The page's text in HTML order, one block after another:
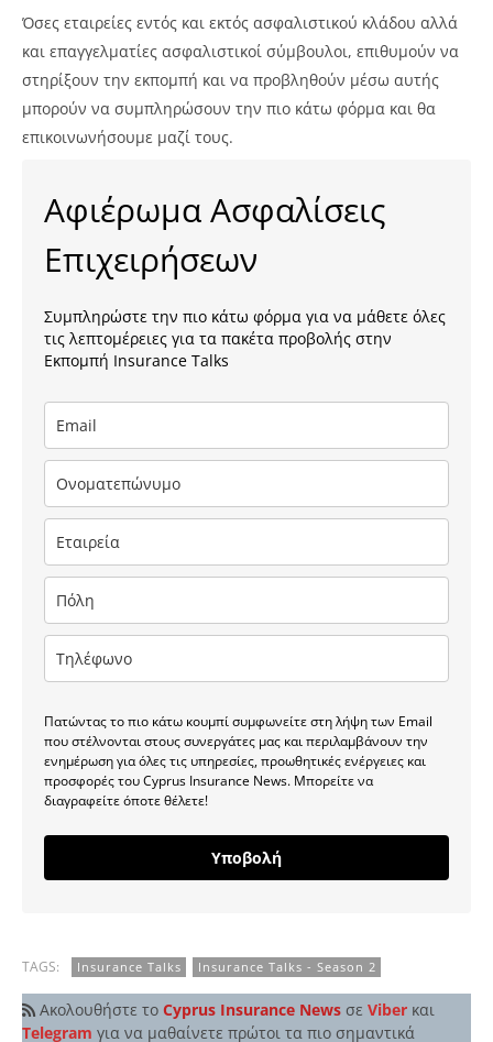
Όσες εταιρείες εντός και εκτός ασφαλιστικού κλάδου αλλά
και επαγγελματίες ασφαλιστικοί σύμβουλοι, επιθυμούν να
στηρίξουν την εκπομπή και να προβληθούν μέσω αυτής
μπορούν να συμπληρώσουν την πιο κάτω φόρμα και θα
επικοινωνήσουμε μαζί τους.
Αφιέρωμα Ασφαλίσεις
Επιχειρήσεων
Συμπληρώστε την πιο κάτω φόρμα για να μάθετε όλες
τις λεπτομέρειες για τα πακέτα προβολής στην
Εκπομπή Insurance Talks
Πατώντας το πιο κάτω κουμπί συμφωνείτε στη λήψη των Email
που στέλνονται στους συνεργάτες μας και περιλαμβάνουν την
ενημέρωση για όλες τις υπηρεσίες, προωθητικές ενέργειες και
προσφορές του Cyprus Insurance News. Μπορείτε να
διαγραφείτε όποτε θέλετε!
Υποβολή
TAGS: Insurance Talks Insurance Talks - Season 2
Ακολουθήστε το Cyprus Insurance News σε Viber και
Telegram για να μαθαίνετε πρώτοι τα πιο σημαντικά